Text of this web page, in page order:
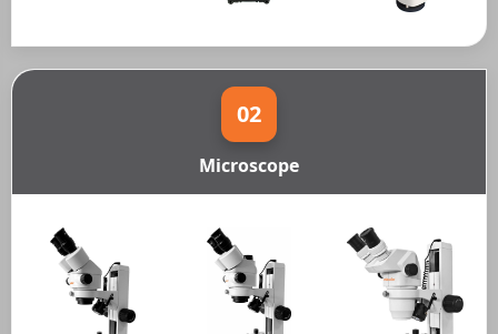
02
Microscope